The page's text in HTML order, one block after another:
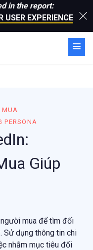
in the report:
USER EXPERIENCE
MUA
PERSONA
Giúp
mua để tìm đối
Sử dụng thông tin chi
nhắm mục tiêu đối